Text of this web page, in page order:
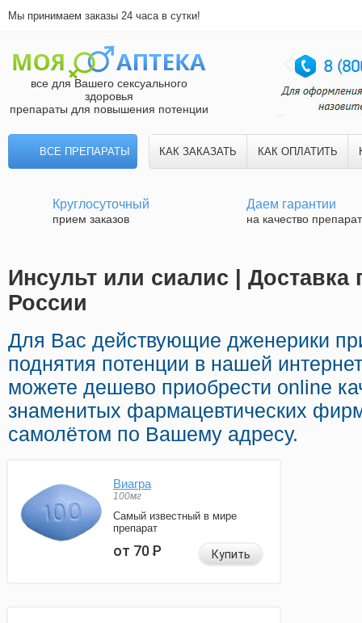
Мы принимаем заказы 24 часа в сутки!
все для Вашего сексуального
здоровья
препараты для повышения потенции
ВСЕ ПРЕПАРАТЫ КАК ЗАКАЗАТЬ КАК ОПЛАТИТЬ
Круглосуточный
прием заказов
Даем гарантии
на качество
Инсульт или сиалис | Доставка
России
Для Вас действующие дженерики
поднятия потенции в нашей
можете дешево приобрести online
знаменитых фармацевтических
самолётом по Вашему адресу.
Виагра
100мг
Самый известный в мире
препарат
от 70Р Купить